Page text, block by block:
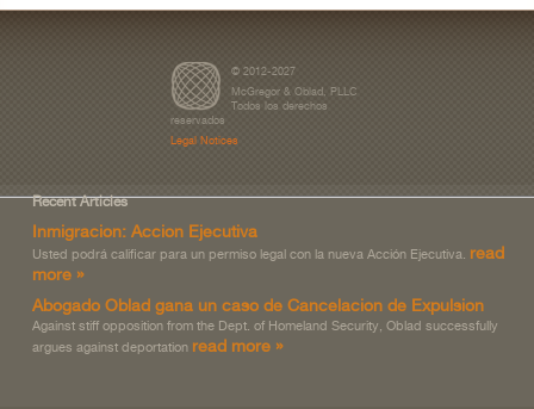
© 2012-2027
McGregor & Oblad, PLLC
Todos los derechos
reservados
Legal Notices
Recent Articles
Inmigracion: Accion Ejecutiva
Usted podrá calificar para un permiso legal con la nueva Acción Ejecutiva. read
more »
Abogado Oblad gana un caso de Cancelacion de Expulsion
Against stiff opposition from the Dept. of Homeland Security, Oblad successfully
argues against deportation read more »